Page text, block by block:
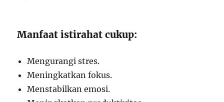
Manfaat istirahat cukup:
Mengurangi stres.
Meningkatkan fokus.
Menstabilkan emosi.